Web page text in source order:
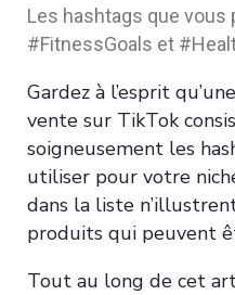
Les hashtags que
#FitnessGoals et
Gardez à l’esprit
vente sur TikTok
soigneusement les
utiliser pour votre
dans la liste
produits qui peuvent
Tout au long de cet